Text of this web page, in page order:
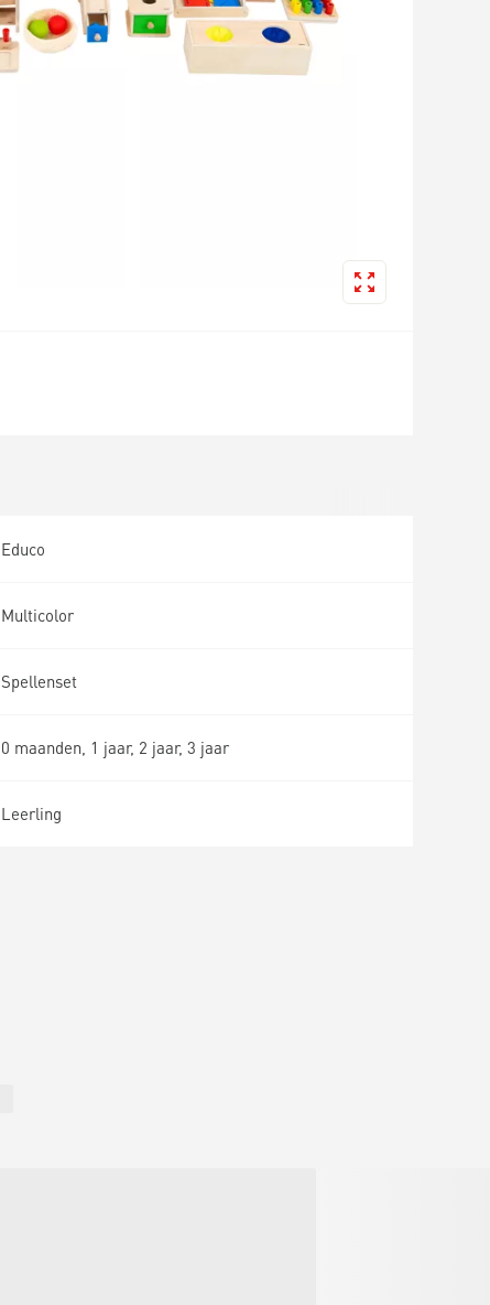
Educo
Multicolor
Spellenset
0 maanden, 1 jaar, 2 jaar, 3 jaar
Leerling